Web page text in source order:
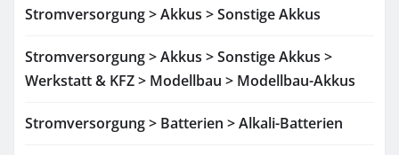
Stromversorgung > Akkus > Sonstige Akkus
Stromversorgung > Akkus > Sonstige Akkus >
Werkstatt & KFZ > Modellbau > Modellbau-Akkus
Stromversorgung > Batterien > Alkali-Batterien